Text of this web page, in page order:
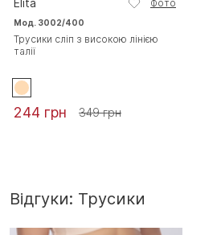
Фото
Мод. 3002/400
Трусики сліп з високою лінією
талії
244 грн 349 грн
Відгуки: Трусики